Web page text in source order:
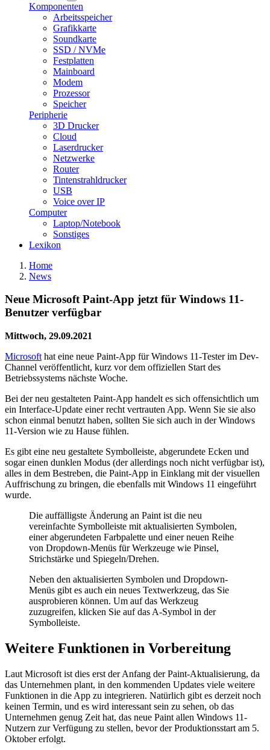
Komponenten
Arbeitsspeicher
Grafikkarte
Soundkarte
SSD / NVMe
Festplatten
Mainboard
Modem
Prozessor
Speicher
Peripherie
3D Drucker
Cloud
Laserdrucker
Netzwerke
Router
Tintenstrahldrucker
USB
Voice over IP
Computer
Laptop/Notebook
Sonstiges
Lexikon
Home
News
Neue Microsoft Paint-App jetzt für Windows 11-
Benutzer verfügbar
Mittwoch, 29.09.2021
Microsoft hat eine neue Paint-App für Windows 11-Tester im Dev-
Channel veröffentlicht, kurz vor dem offiziellen Start des
Betriebssystems nächste Woche.
Bei der neu gestalteten Paint-App handelt es sich offensichtlich um
ein Interface-Update einer recht vertrauten App. Wenn Sie sie also
schon einmal benutzt haben, sollten Sie sich auch in der Windows
11-Version wie zu Hause fühlen.
Es gibt eine neu gestaltete Symbolleiste, abgerundete Ecken und
sogar einen dunklen Modus (der allerdings noch nicht verfügbar ist),
alles in dem Bestreben, die Paint-App in Einklang mit der visuellen
Auffrischung zu bringen, die ebenfalls mit Windows 11 eingeführt
wurde.
Die auffälligste Änderung an Paint ist die neu
vereinfachte Symbolleiste mit aktualisierten Symbolen,
einer abgerundeten Farbpalette und einer neuen Reihe
von Dropdown-Menüs für Werkzeuge wie Pinsel,
Strichstärke und Spiegeln/Drehen.
Neben den aktualisierten Symbolen und Dropdown-
Menüs gibt es auch ein neues Textwerkzeug, das Sie
ausprobieren können. Um auf das Werkzeug
zuzugreifen, klicken Sie auf das A-Symbol in der
Symbolleiste.
Weitere Funktionen in Vorbereitung
Laut Microsoft ist dies erst der Anfang der Paint-Aktualisierung, da
das Unternehmen plant, in den kommenden Updates viele weitere
Funktionen in die App zu integrieren. Natürlich gibt es derzeit noch
keinen Termin, und es wird interessant sein zu sehen, ob das
Unternehmen genug Zeit hat, das neue Paint allen Windows 11-
Nutzern zur Verfügung zu stellen, bevor der Produktionsstart am 5.
Oktober erfolgt.